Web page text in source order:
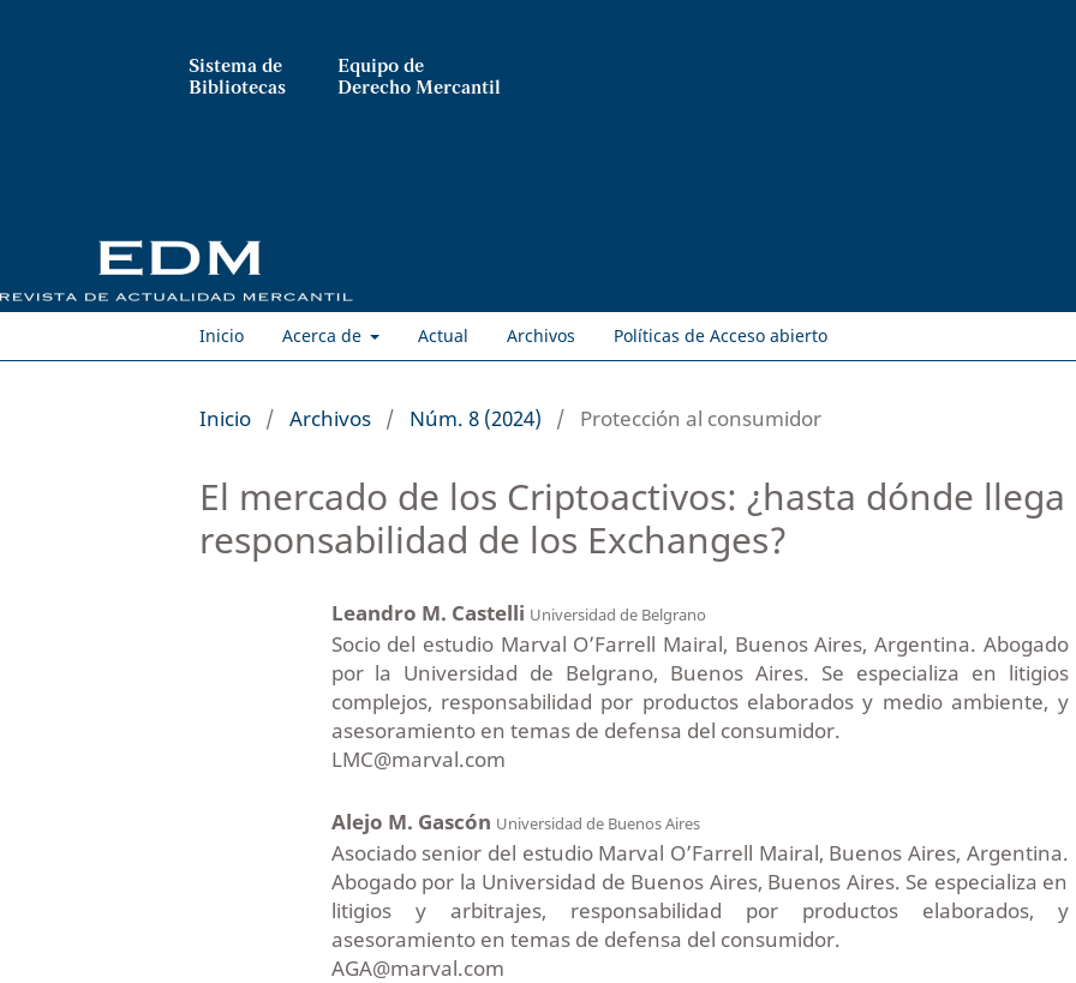
Sistema de
Bibliotecas
Equipo de
Derecho Mercantil
Inicio Acerca de Actual Archivos Políticas de Acceso abierto
Inicio / Archivos / Núm. 8 (2024) / Protección al consumidor
El mercado de los Criptoactivos: ¿hasta dónde llega
responsabilidad de los Exchanges?
Leandro M. Castelli Universidad de Belgrano
Socio del estudio Marval O’Farrell Mairal, Buenos Aires, Argentina. Abogado
por la Universidad de Belgrano, Buenos Aires. Se especializa en litigios
complejos, responsabilidad por productos elaborados y medio ambiente, y
asesoramiento en temas de defensa del consumidor.
LMC@marval.com
Alejo M. Gascón Universidad de Buenos Aires
Asociado senior del estudio Marval O’Farrell Mairal, Buenos Aires, Argentina.
Abogado por la Universidad de Buenos Aires, Buenos Aires. Se especializa en
litigios y arbitrajes, responsabilidad por productos elaborados, y
asesoramiento en temas de defensa del consumidor.
AGA@marval.com